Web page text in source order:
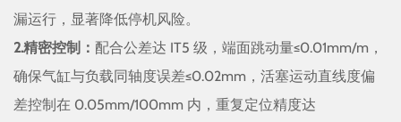
漏运行，显著降低停机风险。​
2.精密控制： 配合公差达 IT5 级，端面跳动量≤0.01mm/m，
确保气缸与负载同轴度误差≤0.02mm，活塞运动直线度偏
差控制在 0.05mm/100mm 内，重复定位精度达